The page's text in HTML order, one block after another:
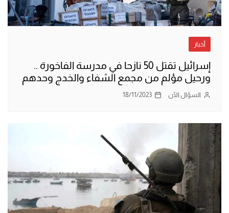
أخبار
إسرائيل تقتل 50 نازحا في مدرسة الفاخورة ..
ورحيل مؤلم من مجمع الشفاء والخدج وحدهم
السؤال الآن 18/11/2023